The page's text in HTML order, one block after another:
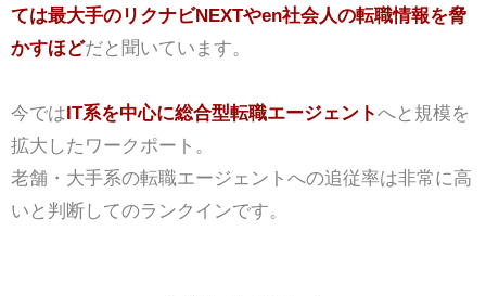
ては最大手のリクナビNEXTやen社会人の転職情報を脅
かすほどだと聞いています。
今ではIT系を中心に総合型転職エージェントへと規模を
拡大したワークポート。
老舗・大手系の転職エージェントへの追従率は非常に高
いと判断してのランクインです。